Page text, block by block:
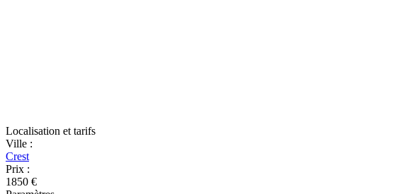
Localisation et tarifs
Ville :
Crest
Prix :
1850 €